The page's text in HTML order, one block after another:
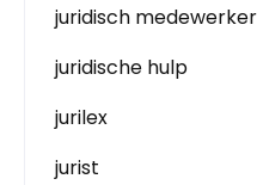
juridisch medewerker
juridische hulp
jurilex
jurist